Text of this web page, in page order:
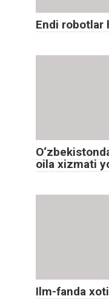
Endi robotlar
oila xizmati
Ilm-fanda